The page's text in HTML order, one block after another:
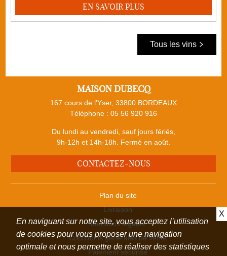
X
En naviguant sur notre site, vous acceptez l’utilisation
de cookies pour vous proposer une navigation
optimale et nous permettre de réaliser des statistiques
EN SAVOIR PLUS
Tous les vins
MAISON DUBECQ
167 cours de l'Yser, 33800 BORDEAUX
Téléphone : 05 56 920 916
Du lundi au vendredi, sauf jours fériés,
9h-12h et 14h-18h. Fermé en août.
CONTACTEZ-NOUS
Plan du site
Livraison
Mentions légales
Conditions générales de vente
Paiement sécurisé